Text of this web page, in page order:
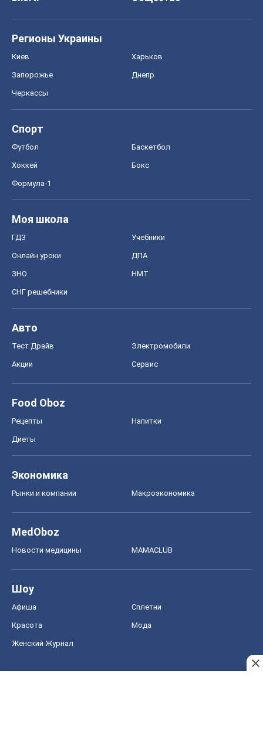
Регионы Украины
Киев Харьков
Запорожье Днепр
Черкассы
Спорт
Футбол Баскетбол
Хоккей Бокс
Формула-1
Моя школа
ГДЗ Учебники
Онлайн уроки ДПА
ЗНО НМТ
СНГ решебники
Авто
Тест Драйв Электромобили
Акции Сервис
Food Oboz
Рецепты Напитки
Диеты
Экономика
Рынки и компании Mакроэкономика
MedOboz
Новости медицины MAMACLUB
Шоу
Афиша Сплетни
Красота Мода
Женский Журнал